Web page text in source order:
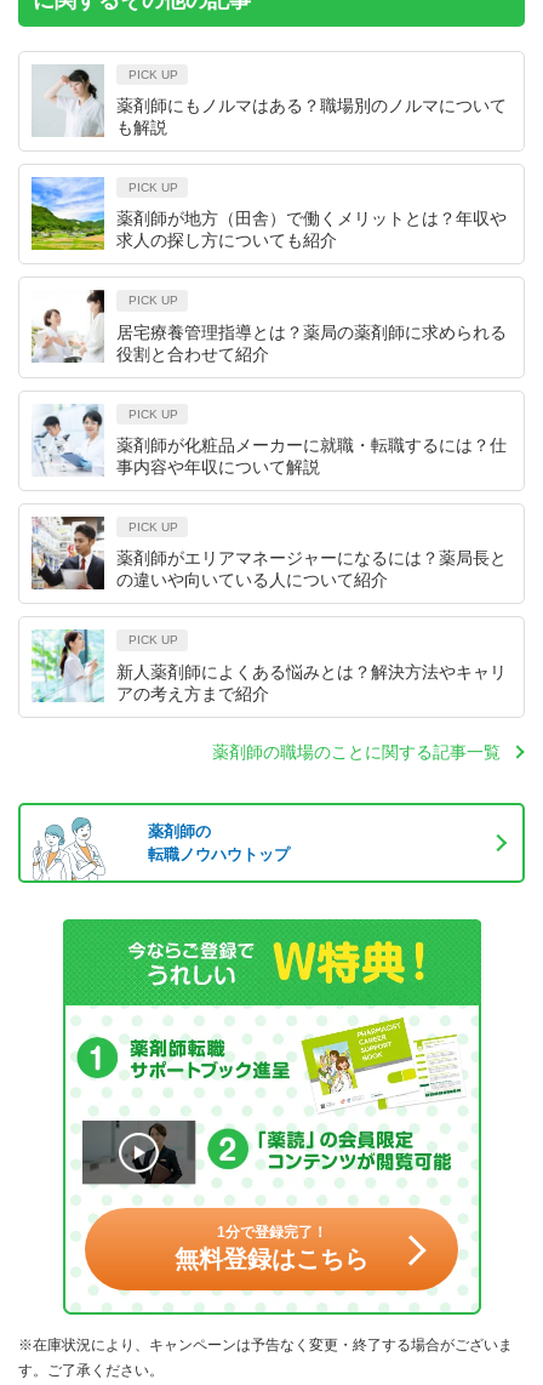
PICK UP
薬剤師にもノルマはある？職場別のノルマについて
も解説
PICK UP
薬剤師が地方（田舎）で働くメリットとは？年収や
求人の探し方についても紹介
PICK UP
居宅療養管理指導とは？薬局の薬剤師に求められる
役割と合わせて紹介
PICK UP
薬剤師が化粧品メーカーに就職・転職するには？仕
事内容や年収について解説
PICK UP
薬剤師がエリアマネージャーになるには？薬局長と
の違いや向いている人について紹介
PICK UP
新人薬剤師によくある悩みとは？解決方法やキャリ
アの考え方まで紹介
薬剤師の職場のことに関する記事一覧
薬剤師の
転職ノウハウトップ
1分で登録完了！
無料登録はこちら
※在庫状況により、キャンペーンは予告なく変更・終了する場合がございま
す。ご了承ください。